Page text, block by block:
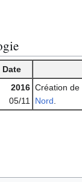
Date
2016
05/11
Création de
Nord.